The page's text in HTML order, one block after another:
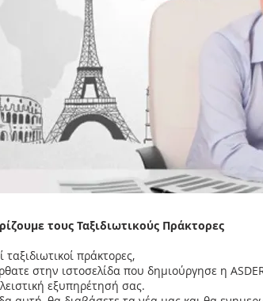
τους Ταξιδιωτικούς Πράκτορες
ταξιδιωτικοί πράκτορες,
στην ιστοσελίδα που δημιούργησε η
εξυπηρέτησή σας.